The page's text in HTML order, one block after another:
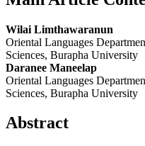
Wilai Limthawaranun
Oriental Languages
Sciences, Burapha University
Daranee Maneelap
Oriental Languages
Sciences, Burapha University
Abstract